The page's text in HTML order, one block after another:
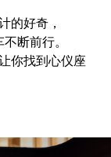
的好奇，
断前行。
你找到心仪座